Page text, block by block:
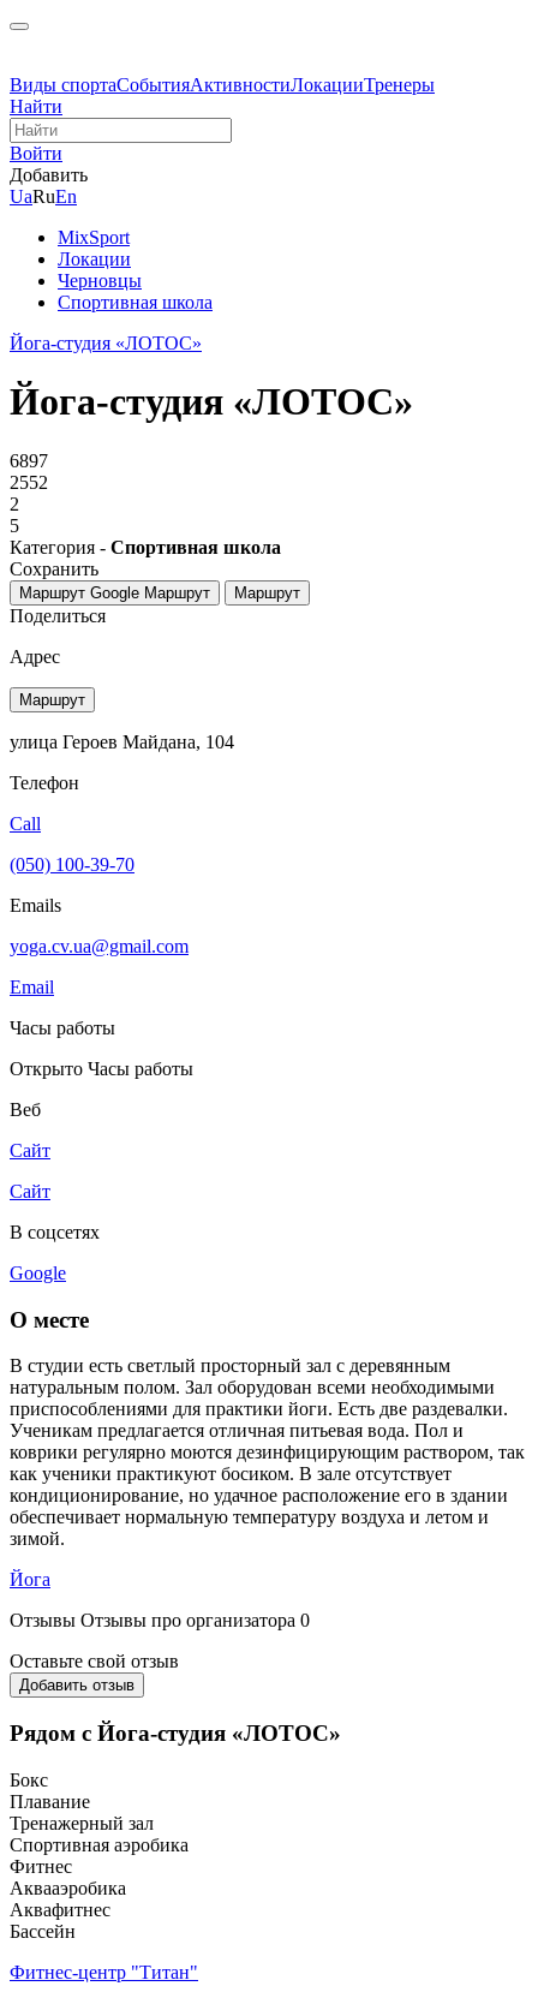
Виды спортаСобытияАктивностиЛокацииТренеры
Найти
Войти
Добавить
UaRuEn
MixSport
Локации
Черновцы
Спортивная школа
Йога-студия «ЛОТОС»
Йога-студия «ЛОТОС»
6897
2552
2
5
Категория - Спортивная школа
Сохранить
Маршрут Google Маршрут Маршрут
Поделиться
Адрес
Маршрут
улица Героев Майдана, 104
Телефон
Call
(050) 100-39-70
Emails
yoga.cv.ua@gmail.com
Email
Часы работы
Открыто Часы работы
Веб
Сайт
Сайт
В соцсетях
Google
О месте
В студии есть светлый просторный зал с деревянным
натуральным полом. Зал оборудован всеми необходимыми
приспособлениями для практики йоги. Есть две раздевалки.
Ученикам предлагается отличная питьевая вода. Пол и
коврики регулярно моются дезинфицирующим раствором, так
как ученики практикуют босиком. В зале отсутствует
кондиционирование, но удачное расположение его в здании
обеспечивает нормальную температуру воздуха и летом и
зимой.
Йога
Отзывы Отзывы про организатора 0
Оставьте свой отзыв
Добавить отзыв
Рядом с Йога-студия «ЛОТОС»
Бокс
Плавание
Тренажерный зал
Спортивная аэробика
Фитнес
Аквааэробика
Аквафитнес
Бассейн
Фитнес-центр "Титан"